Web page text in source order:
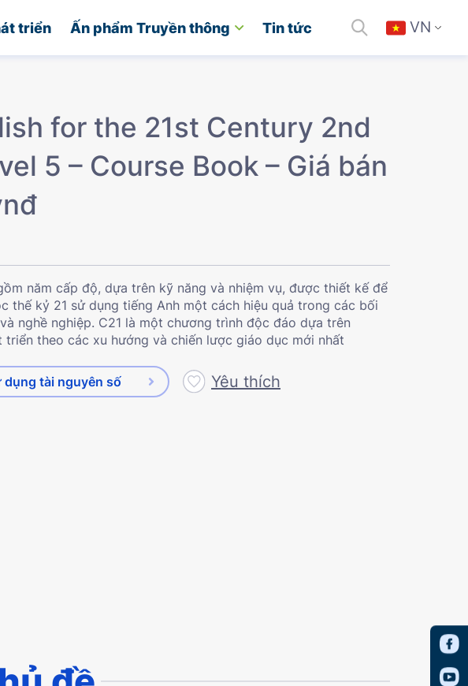
triển Ấn phẩm Truyền thông Tin tức VN
for the 21st Century 2nd
5 – Course Book – Giá bán
năm cấp độ, dựa trên kỹ năng và nhiệm vụ, được thiết kế để
thế kỷ 21 sử dụng tiếng Anh một cách hiệu quả trong các bối
nghề nghiệp. C21 là một chương trình độc đáo dựa trên
triển theo các xu hướng và chiến lược giáo dục mới nhất
dụng tài nguyên số Yêu thích